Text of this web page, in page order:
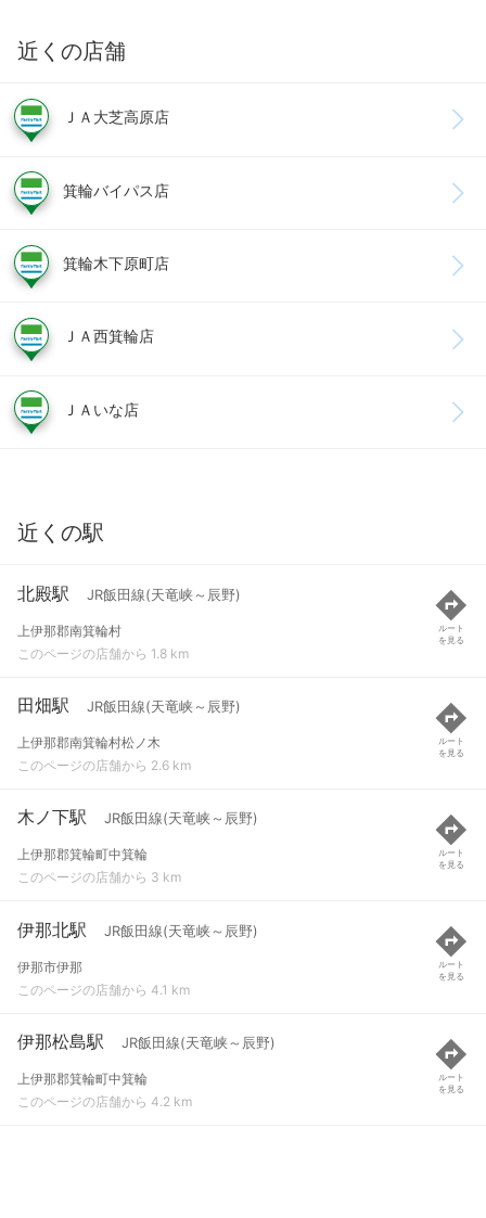
近くの店舗
ＪＡ大芝高原店
箕輪バイパス店
箕輪木下原町店
ＪＡ西箕輪店
ＪＡいな店
近くの駅
北殿駅 JR飯田線(天竜峡～辰野)
上伊那郡南箕輪村
このページの店舗から 1.8 km
ルート
を見る
田畑駅 JR飯田線(天竜峡～辰野)
上伊那郡南箕輪村松ノ木
このページの店舗から 2.6 km
ルート
を見る
木ノ下駅 JR飯田線(天竜峡～辰野)
上伊那郡箕輪町中箕輪
このページの店舗から 3 km
ルート
を見る
伊那北駅 JR飯田線(天竜峡～辰野)
伊那市伊那
このページの店舗から 4.1 km
ルート
を見る
伊那松島駅 JR飯田線(天竜峡～辰野)
上伊那郡箕輪町中箕輪
このページの店舗から 4.2 km
ルート
を見る